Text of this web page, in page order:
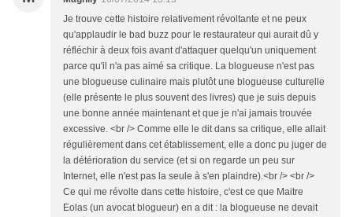
Je trouve cette histoire relativement révoltante et ne peux
qu'applaudir le bad buzz pour le restaurateur qui aurait dû y
réfléchir à deux fois avant d'attaquer quelqu'un uniquement
parce qu'il n'a pas aimé sa critique. La blogueuse n'est pas
une blogueuse culinaire mais plutôt une blogueuse culturelle
(elle présente le plus souvent des livres) que je suis depuis
une bonne année maintenant et que je n'ai jamais trouvée
excessive. <br /> Comme elle le dit dans sa critique, elle allait
régulièrement dans cet établissement, elle a donc pu juger de
la détérioration du service (et si on regarde un peu sur
Internet, elle n'est pas la seule à s'en plaindre).<br /> <br />
Ce qui me révolte dans cette histoire, c'est ce que Maitre
Eolas (un avocat blogueur) en a dit : la blogueuse ne devait